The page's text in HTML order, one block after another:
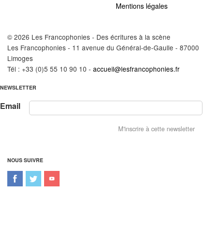
Mentions légales
© 2026 Les Francophonies - Des écritures à la scène
Les Francophonies - 11 avenue du Général-de-Gaulle - 87000
Limoges
Tél : +33 (0)5 55 10 90 10 - accueil@lesfrancophonies.fr
NEWSLETTER
Email
NOUS SUIVRE